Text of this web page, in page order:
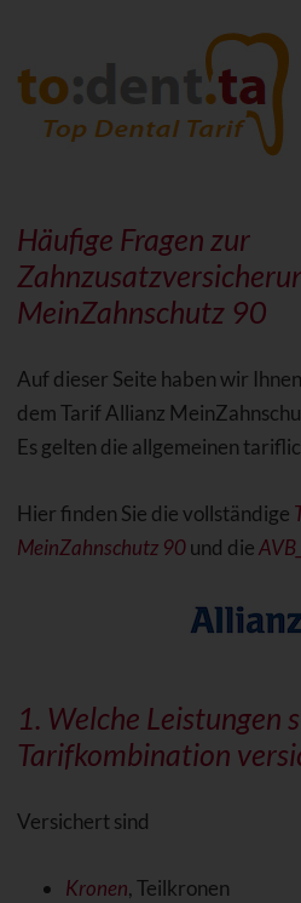
Häufige Fragen zur
MeinZahnschutz 90
Auf dieser Seite haben wir
dem Tarif Allianz
Es gelten die allgemeinen
Hier finden Sie die vollständige
MeinZahnschutz 90und die
1. Welche Leistungen
Tarifkombination
Versichert sind
Kronen, Teilkronen